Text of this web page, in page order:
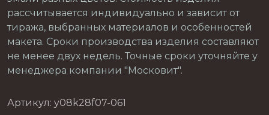
рассчитывается индивидуально и зависит от
тиража, выбранных материалов и особенностей
макета. Сроки производства изделия составляют
не менее двух недель. Точные сроки уточняйте у
менеджера компании "Московит".
Артикул: y08k28f07-061